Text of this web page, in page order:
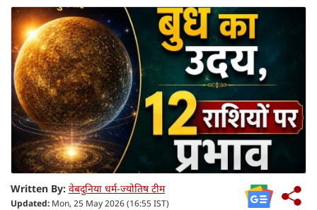
Written By: वेबदुनिया धर्म-ज्योतिष टीम
Updated: Mon, 25 May 2026 (16:55 IST)